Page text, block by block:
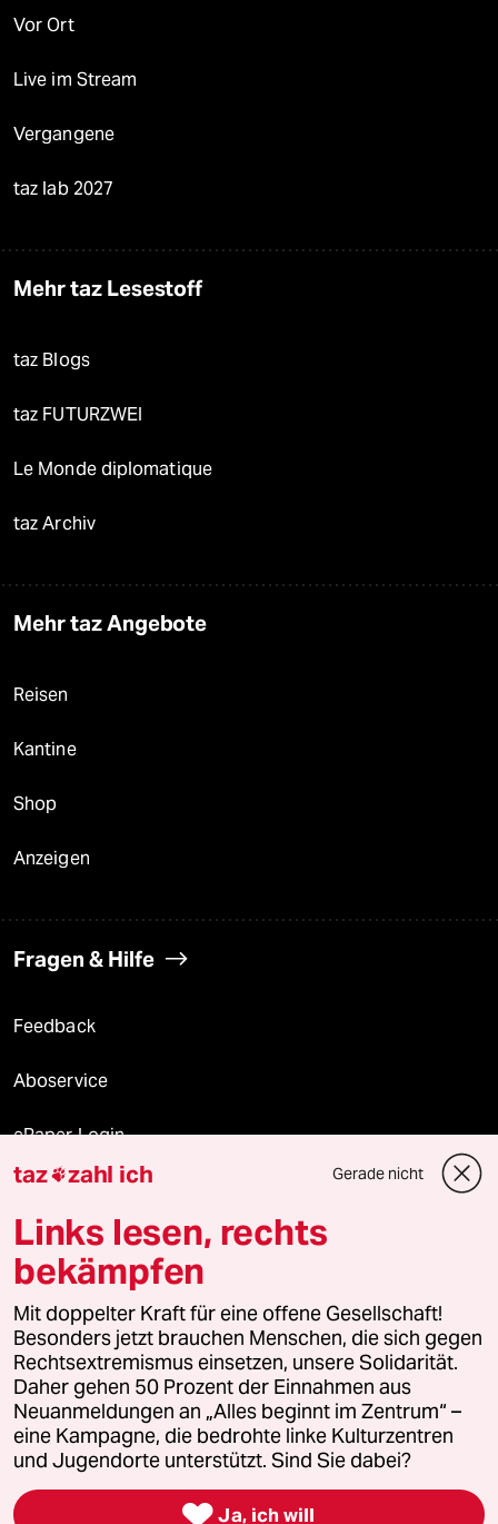
Vor Ort
Live im Stream
Vergangene
taz lab 2027
Mehr taz Lesestoff
taz Blogs
taz FUTURZWEI
Le Monde diplomatique
taz Archiv
Mehr taz Angebote
Reisen
Kantine
Shop
Anzeigen
Fragen & Hilfe
Feedback
Aboservice
ePaper Login
Downloads für Abonnierende
© 2026 taz Verlags und Vertriebs GmbH
Alle Rechte vorbehalten. Bei rechtlichen Fragen oder für Genehmigungen
wenden Sie sich bitte an
lizenzen@taz.de
Feedback Redaktionsstatut Kommune-Richtlinien
Leitlinie Informant Datenschutz Impressum AGB
Seitenwende Einwilligungen widerrufen (Ads)
taz zahl ich Gerade nicht
Links lesen, rechts
bekämpfen
Mit doppelter Kraft für eine offene Gesellschaft!
Besonders jetzt brauchen Menschen, die sich gegen
Rechtsextremismus einsetzen, unsere Solidarität.
Daher gehen 50 Prozent der Einnahmen aus
Neuanmeldungen an „Alles beginnt im Zentrum“ –
eine Kampagne, die bedrohte linke Kulturzentren
und Jugendorte unterstützt. Sind Sie dabei?
 Ja, ich will